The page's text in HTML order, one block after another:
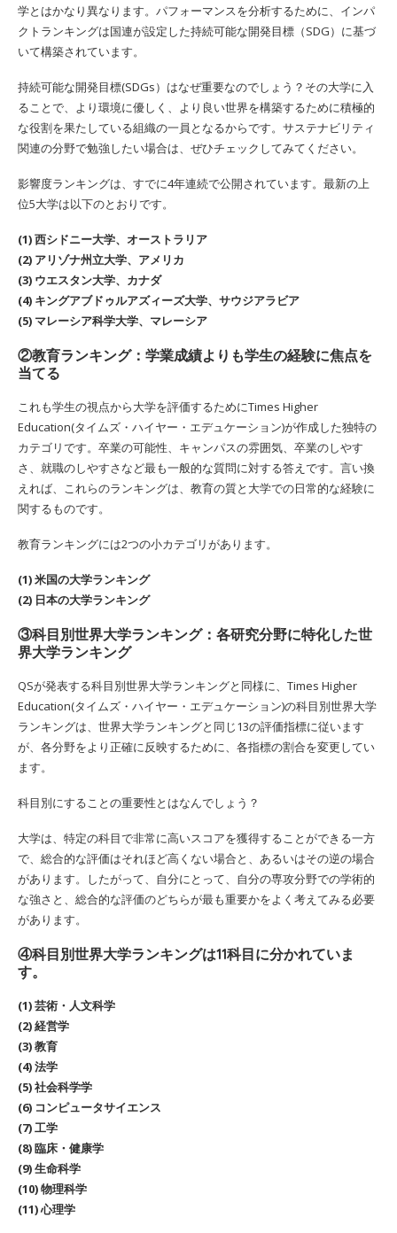
学とはかなり異なります。パフォーマンスを分析するために、インパ
クトランキングは国連が設定した持続可能な開発目標（SDG）に基づ
いて構築されています。
持続可能な開発目標(SDGs）はなぜ重要なのでしょう？その大学に入
ることで、より環境に優しく、より良い世界を構築するために積極的
な役割を果たしている組織の一員となるからです。サステナビリティ
関連の分野で勉強したい場合は、ぜひチェックしてみてください。
影響度ランキングは、すでに4年連続で公開されています。最新の上
位5大学は以下のとおりです。
(1) 西シドニー大学、オーストラリア
(2) アリゾナ州立大学、アメリカ
(3) ウエスタン大学、カナダ
(4) キングアブドゥルアズィーズ大学、サウジアラビア
(5) マレーシア科学大学、マレーシア
②教育ランキング：学業成績よりも学生の経験に焦点を
当てる
これも学生の視点から大学を評価するためにTimes Higher
Education(タイムズ・ハイヤー・エデュケーション)が作成した独特の
カテゴリです。卒業の可能性、キャンパスの雰囲気、卒業のしやす
さ、就職のしやすさなど最も一般的な質問に対する答えです。言い換
えれば、これらのランキングは、教育の質と大学での日常的な経験に
関するものです。
教育ランキングには2つの小カテゴリがあります。
(1) 米国の大学ランキング
(2) 日本の大学ランキング
③科目別世界大学ランキング：各研究分野に特化した世
界大学ランキング
QSが発表する科目別世界大学ランキングと同様に、Times Higher
Education(タイムズ・ハイヤー・エデュケーション)の科目別世界大学
ランキングは、世界大学ランキングと同じ13の評価指標に従います
が、各分野をより正確に反映するために、各指標の割合を変更してい
ます。
科目別にすることの重要性とはなんでしょう？
大学は、特定の科目で非常に高いスコアを獲得することができる一方
で、総合的な評価はそれほど高くない場合と、あるいはその逆の場合
があります。したがって、自分にとって、自分の専攻分野での学術的
な強さと、総合的な評価のどちらが最も重要かをよく考えてみる必要
があります。
④科目別世界大学ランキングは11科目に分かれていま
す。
(1) 芸術・人文科学
(2) 経営学
(3) 教育
(4) 法学
(5) 社会科学学
(6) コンピュータサイエンス
(7) 工学
(8) 臨床・健康学
(9) 生命科学
(10) 物理科学
(11) 心理学